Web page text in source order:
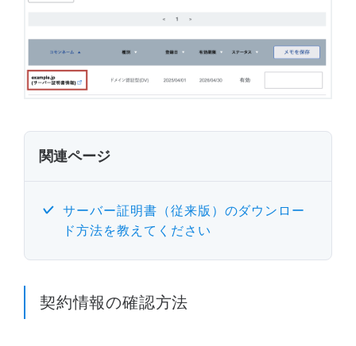
関連ページ
サーバー証明書（従来版）のダウンロー
ド方法を教えてください
契約情報の確認方法